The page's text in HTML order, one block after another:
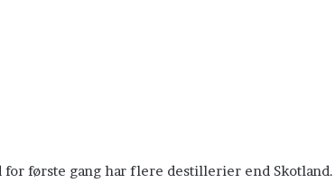
første gang har flere destillerier end Skotland.